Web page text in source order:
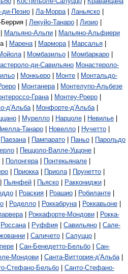
ди-Пезио Ла-Морра| Ланьяско
| Лекуйо-Танаро Лизио
Мальяно-Альпи
Мальяно-Альфиери
| Марена| Мармора| Марсалья
| Момбазильо Момбаркаро
ди-Савильяно Монастероло-
Монкьеро Монте
Монтальдо-
Монтанера|
Монтелупо-Альбезе
Грана| Монтеу-Роеро
д'Альба| Монфорте-д'Альба|
Мурелло Нарцоле Невилье
Танаро Новелло Нучетто
Паезана| Пампарато Паньо
Парольдо
Пеццоло-Валле-Уццоне
Полонгера| Понтекьянале
Приокка| Приола| Прунетто
Пьянфей Пьяско Раккониджи
Роаския Роашио Робиланте
Роделло Роккабруна| Роккавьоне
| Роккафорте-Мондови
Рокка-
Россана| Руффия Савильяно
Сале-
Саличето Салуццо
Сан-Бенедетто-Бельбо
Сан-
Мондови Санта-Виттория-д'Альба|
Стефано-Бельбо
Санто-Стефано-